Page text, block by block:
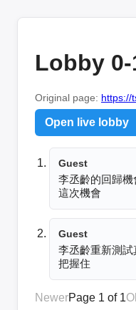
Lobby 0-
Original page: https://
Open live lobby
Guest
李丞齡的回歸
這次機會
Guest
李丞齡重新測
把握住
NewerPage 1 of 1